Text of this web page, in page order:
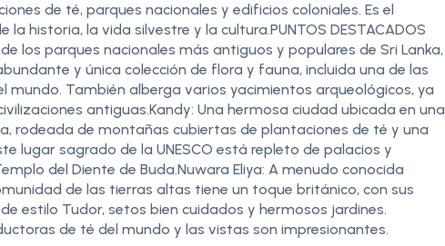
de té, parques nacionales y edificios coloniales. Es el
historia, la vida silvestre y la cultura.PUNTOS DESTACADOS
de los parques nacionales más antiguos y populares de Sri Lanka,
y única colección de flora y fauna, incluida una de las
mundo. También alberga varios yacimientos arqueológicos, ya
antiguas.Kandy: Una hermosa ciudad ubicada en una
rodeada de montañas cubiertas de plantaciones de té y una
lugar sagrado de la UNESCO está repleto de palacios y
del Diente de Buda.Nuwara Eliya: A menudo conocida
de las tierras altas tiene un toque británico, con sus
estilo Tudor, setos bien cuidados y hermosos jardines.
de té del mundo y las vistas son impresionantes.